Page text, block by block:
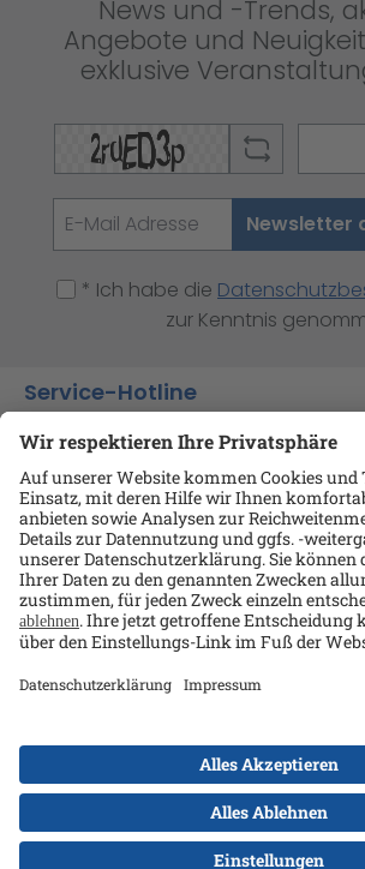
News und -Trends,
Angebote und
exklusive
Newsletter
* Ich habe die
zur Kenntnis
Service-Hotline
Shop-Service
Informationen
Ansprechpartner
Alle Preise exkl. gesetzl.
Versandkostenund ggf.
nicht anders